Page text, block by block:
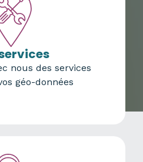
aux
nous des services
géo-données